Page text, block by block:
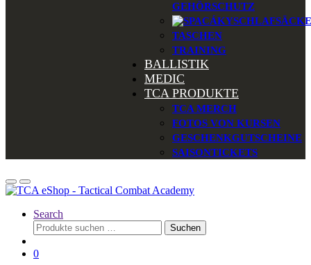
GEHÖRSCHUTZ
SCHLAFSÄCKE
TASCHEN
TRAINING
BALLISTIK
MEDIC
TCA PRODUKTE
TCA MERCH
FOTOS VON KURSEN
GESCHENKGUTSCHEINE
SAISONTICKETS
Search
Suchen
nach:
Suchen
0